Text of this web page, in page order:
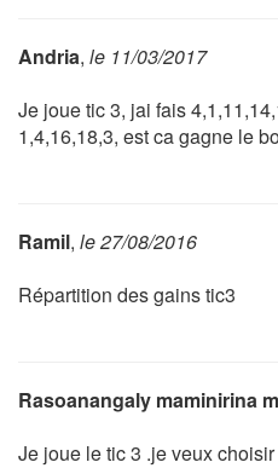
Andria, le 11/03/2017
Je joue tic 3, jai fais
1,4,16,18,3, est ca gagne le
Ramil, le 27/08/2016
Répartition des gains tic3
Rasoanangaly maminirina
Je joue le tic 3 .je veux